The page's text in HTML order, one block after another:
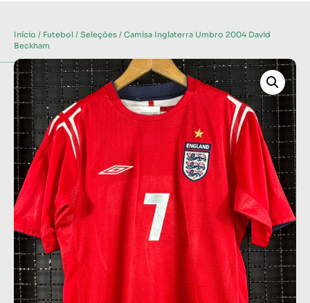
Início / Futebol / Seleções / Camisa Inglaterra Umbro 2004 David
Beckham